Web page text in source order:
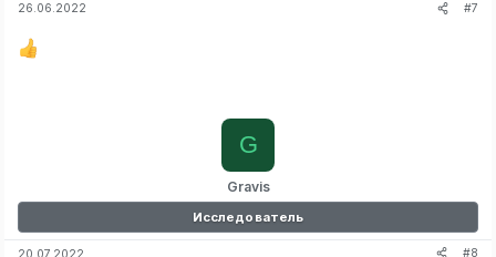
26.06.2022 #7
Gravis
G
Исследователь
20.07.2022 #8